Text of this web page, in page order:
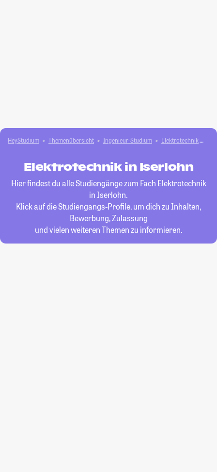
HeyStudium Themenübersicht Ingenieur-Studium Elektrotechnik
Elektrotechnik in Iserlohn
Hier findest du alle Studiengänge zum Fach Elektrotechnik
in Iserlohn.
Klick auf die Studiengangs-Profile, um dich zu Inhalten,
Bewerbung, Zulassung
und vielen weiteren Themen zu informieren.